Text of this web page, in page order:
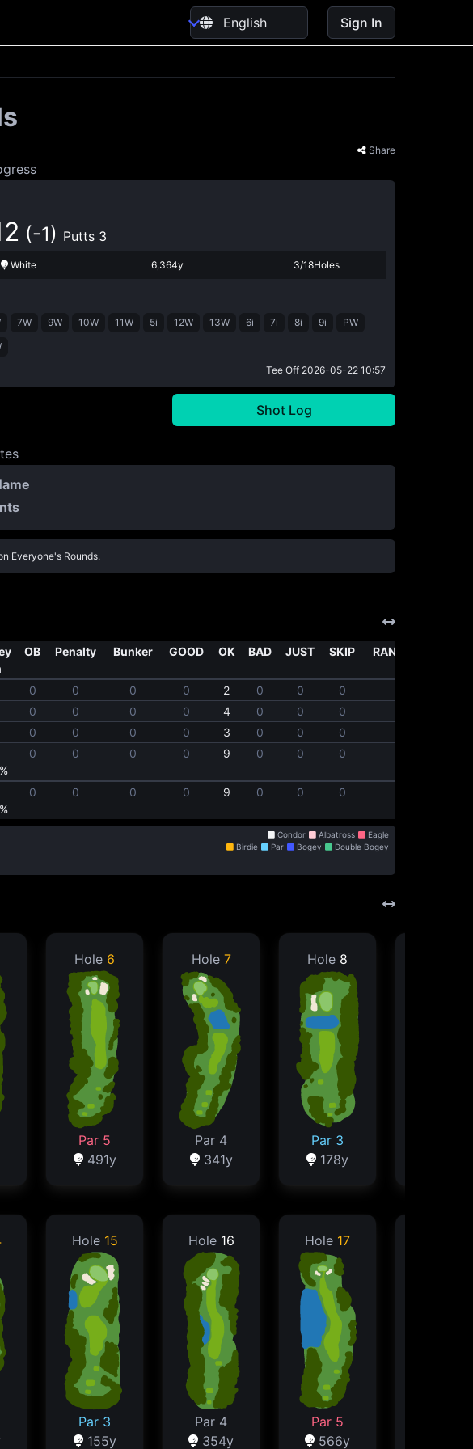
Sign In
Share
(-1) Putts 3
White 6,364y 3/18Holes
7W 9W 10W 11W 5i 12W 13W 6i 7i 8i 9i
PW
Tee Off 2026-05-22 10:57
Shot Log
Everyone's Rounds.
OB Penalty Bunker GOOD OK BAD JUST SKIP RANDOM
0 0 0 0 2 0 0 0
0 0 0 0 4 0 0 0
0 0 0 0 3 0 0 0
0 0 0 0 9 0 0 0
0 0 0 0 9 0 0 0
Condor Albatross
Eagle
Birdie
Par Bogey Double Bogey
Hole 6
Par 5
491y
Hole 15
Par 3
155y
Hole 7
Par 4
341y
Hole 16
Par 4
354y
Hole 8
Par 3
178y
Hole 17
Par 5
566y